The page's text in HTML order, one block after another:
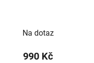
Na dotaz
990 Kč